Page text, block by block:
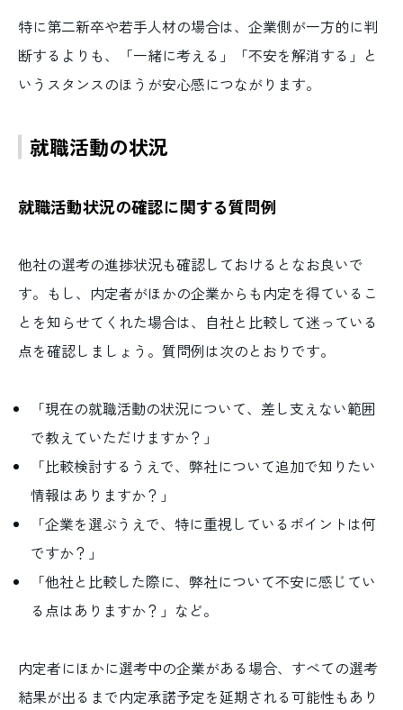
特に第二新卒や若手人材の場合は、企業側が一方的に判
断するよりも、「一緒に考える」「不安を解消する」と
いうスタンスのほうが安心感につながります。
就職活動の状況
就職活動状況の確認に関する質問例
他社の選考の進捗状況も確認しておけるとなお良いで
す。もし、内定者がほかの企業からも内定を得ているこ
とを知らせてくれた場合は、自社と比較して迷っている
点を確認しましょう。質問例は次のとおりです。
「現在の就職活動の状況について、差し支えない範囲
で教えていただけますか？」
「比較検討するうえで、弊社について追加で知りたい
情報はありますか？」
「企業を選ぶうえで、特に重視しているポイントは何
ですか？」
「他社と比較した際に、弊社について不安に感じてい
る点はありますか？」など。
内定者にほかに選考中の企業がある場合、すべての選考
結果が出るまで内定承諾予定を延期される可能性もあり